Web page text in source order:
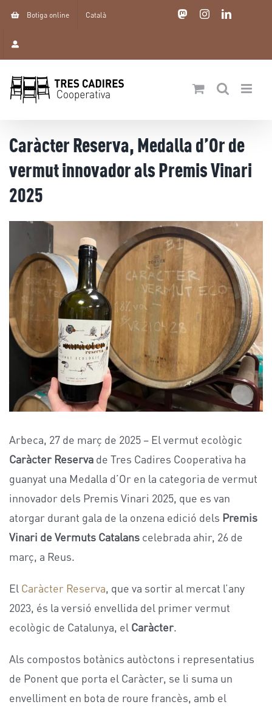
Skip
content
Botiga online Català MastodonInstagramLinkedIn
Caràcter Reserva, Medalla d’Or de
vermut innovador als Premis Vinari
2025
Larger
Image
Arbeca, 27 de març de 2025 – El vermut ecològic
Caràcter Reserva de Tres Cadires Cooperativa ha
guanyat una Medalla d’Or en la categoria de vermut
innovador dels Premis Vinari 2025, que es van
atorgar durant gala de la onzena edició dels Premis
Vinari de Vermuts Catalans celebrada ahir, 26 de
març, a Reus.
El Caràcter Reserva, que va sortir al mercat l’any
2023, és la versió envellida del primer vermut
ecològic de Catalunya, el Caràcter.
Als compostos botànics autòctons i representatius
de Ponent que porta el Caràcter, se li suma un
envelliment en bota de roure francès, amb el